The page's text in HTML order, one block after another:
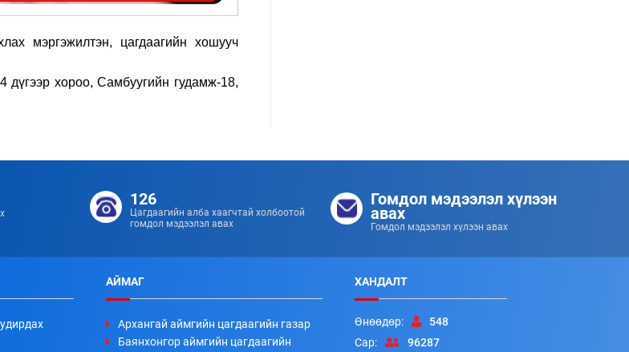
мэргэжилтэн, цагдаагийн хошууч
дүгээр хороо, Самбуугийн гудамж-18,
253 2026/07/08
126
Цагдаагийн алба хаагчтай холбоотой
гомдол мэдээлэл авах
Гомдол мэдээлэл хүлээн
авах
Гомдол мэдээлэл хүлээн авах
АЙМАГ
Архангай аймгийн цагдаагийн газар
Баянхонгор аймгийн цагдаагийн
ХАНДАЛТ
Өнөөдөр:
548
Сар:
96287